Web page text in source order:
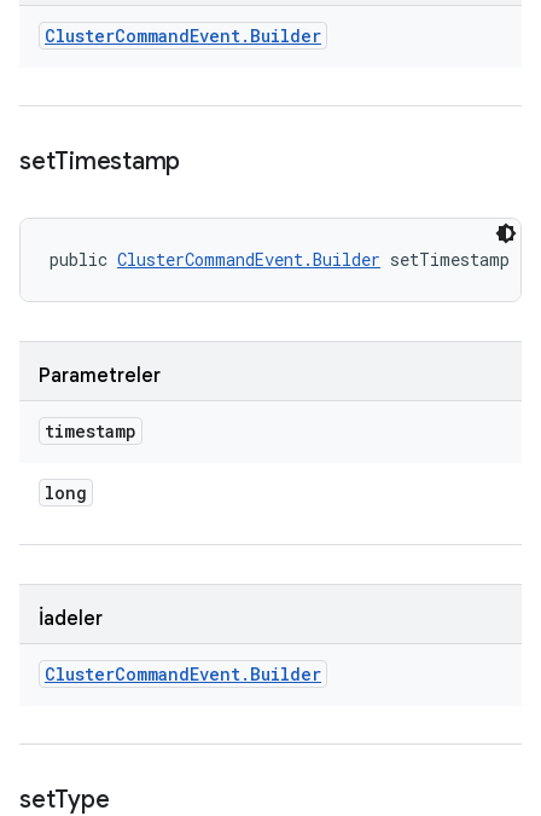
ClusterCommandEvent. Builder
setTimestamp
public ClusterCommandEvent.Builder setTimestamp
Parametreler
timestamp
long
İadeler
ClusterCommandEvent. Builder
setType